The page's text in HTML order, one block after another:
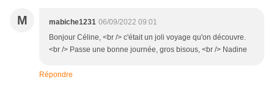
M mabiche1231 06/09/2022 09:01
Bonjour Céline, <br /> c'était un joli voyage qu'on découvre.
<br /> Passe une bonne journée, gros bisous, <br /> Nadine
Répondre